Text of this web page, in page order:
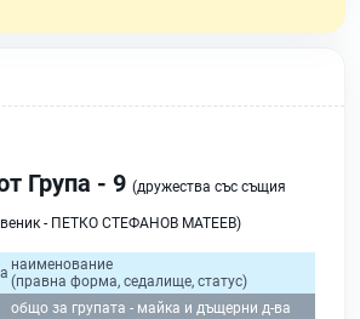
Група - 9 (дружества със същия
- ПЕТКО СТЕФАНОВ МАТЕЕВ)
наименование
(правна форма, седалище, статус)
общо за групата - майка и дъщерни д-ва